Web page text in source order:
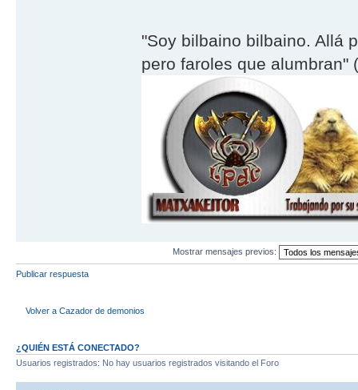
"Soy bilbaino bilbaino. Allá
pero faroles que alumbran"
Mostrar mensajes previos:
Publicar respuesta
Volver a Cazador de demonios
¿QUIÉN ESTÁ CONECTADO?
Usuarios registrados: No hay usuarios registrados visitando el Foro